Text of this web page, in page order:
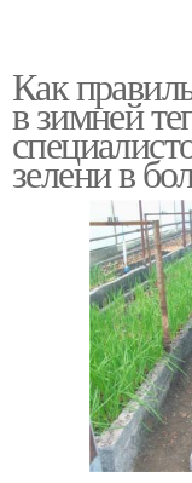
Как
в зимней
зелени в